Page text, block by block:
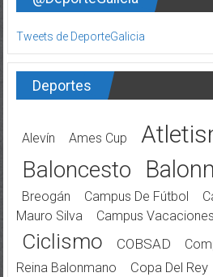
Tweets de DeporteGalicia
Deportes
Alevín Ames Cup
Baloncesto
Breogán
Campus De Fútbol
Mauro Silva
Campus
Ciclismo COBSAD
Reina Balonmano
Copa Del Rey